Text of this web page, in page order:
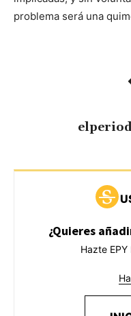
problema será una
¿Quieres
Hazte